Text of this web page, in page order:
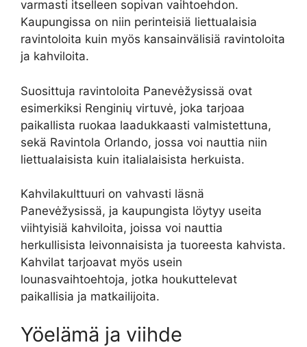
varmasti itselleen sopivan vaihtoehdon.
Kaupungissa on niin perinteisiä liettualaisia
ravintoloita kuin myös kansainvälisiä ravintoloita
ja kahviloita.
Suosittuja ravintoloita Panevėžysissä ovat
esimerkiksi Renginių virtuvė, joka tarjoaa
paikallista ruokaa laadukkaasti valmistettuna,
sekä Ravintola Orlando, jossa voi nauttia niin
liettualaisista kuin italialaisista herkuista.
Kahvilakulttuuri on vahvasti läsnä
Panevėžysissä, ja kaupungista löytyy useita
viihtyisiä kahviloita, joissa voi nauttia
herkullisista leivonnaisista ja tuoreesta kahvista.
Kahvilat tarjoavat myös usein
lounasvaihtoehtoja, jotka houkuttelevat
paikallisia ja matkailijoita.
Yöelämä ja viihde